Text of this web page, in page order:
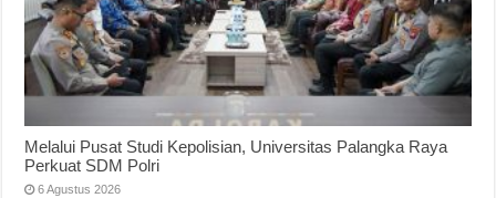
Melalui Pusat Studi Kepolisian, Universitas Palangka Raya
Perkuat SDM Polri
6 Agustus 2026